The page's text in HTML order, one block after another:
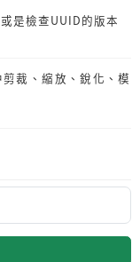
是檢查UUID的版本
裁、縮放、銳化、模